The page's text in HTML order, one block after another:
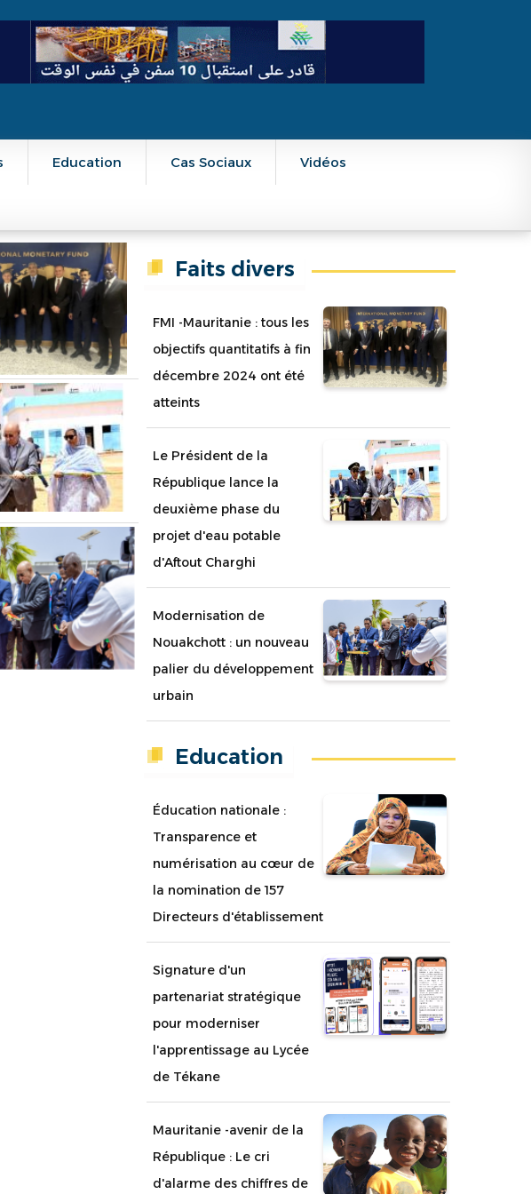
Education Cas Sociaux Vidéos
Faits divers
FMI -Mauritanie : tous les
objectifs quantitatifs à fin
décembre 2024 ont été
atteints
Le Président de la
République lance la
deuxième phase du
projet d'eau potable
d'Aftout Charghi
Modernisation de
Nouakchott : un nouveau
palier du développement
urbain
Education
Éducation nationale :
Transparence et
numérisation au cœur de
la nomination de 157
Directeurs d'établissement
Signature d'un
partenariat stratégique
pour moderniser
l'apprentissage au Lycée
de Tékane
Mauritanie -avenir de la
République : Le cri
d'alarme des chiffres de